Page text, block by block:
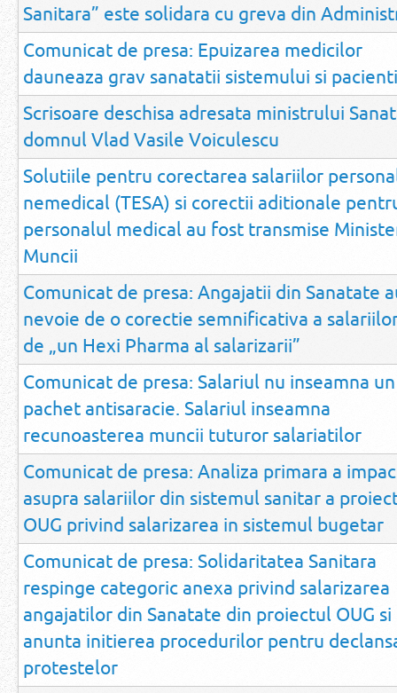
Sanitara” este solidara cu greva din
Comunicat de presa: Epuizarea medicilor
dauneaza grav sanatatii sistemului si
Scrisoare deschisa adresata ministrului
domnul Vlad Vasile Voiculescu
Solutiile pentru corectarea salariilor
nemedical (TESA) si corectii aditionale
personalul medical au fost transmise
Muncii
Comunicat de presa: Angajatii din Sanatate
nevoie de o corectie semnificativa a
de „un Hexi Pharma al salarizarii”
Comunicat de presa: Salariul nu inseamna un
pachet antisaracie. Salariul inseamna
recunoasterea muncii tuturor salariatilor
Comunicat de presa: Analiza primara a
asupra salariilor din sistemul sanitar a
OUG privind salarizarea in sistemul bugetar
Comunicat de presa: Solidaritatea Sanitara
respinge categoric anexa privind salarizarea
angajatilor din Sanatate din proiectul OUG si
anunta initierea procedurilor pentru
protestelor